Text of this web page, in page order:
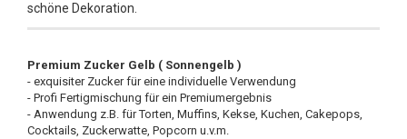
schöne Dekoration.
Premium Zucker Gelb ( Sonnengelb )
- exquisiter Zucker für eine individuelle Verwendung
- Profi Fertigmischung für ein Premiumergebnis
- Anwendung z.B. für Torten, Muffins, Kekse, Kuchen, Cakepops,
Cocktails, Zuckerwatte, Popcorn u.v.m.